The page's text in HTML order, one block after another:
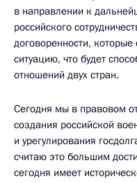
в направлении к
российского
договоренности,
ситуацию, что будет
отношений двух стран.
Сегодня мы в правовом
создания российской
и урегулирования
считаю это большим
сегодня имеет